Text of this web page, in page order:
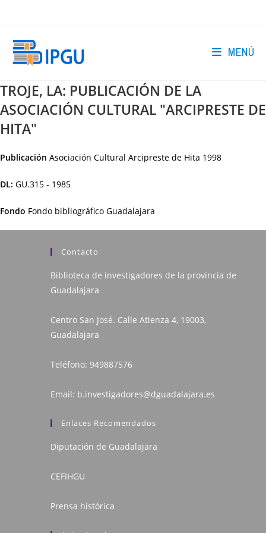
MENÚ
TROJE, LA: PUBLICACIÓN DE LA
ASOCIACIÓN CULTURAL "ARCIPRESTE DE
HITA"
Publicación Asociación Cultural Arcipreste de Hita 1998
DL: GU.315 - 1985
Fondo Fondo bibliográfico Guadalajara
Contacto
Biblioteca de investigadores de la provincia de
Guadalajara
Centro San José. Calle Atienza 4, 19003,
Guadalajara
Teléfono: 949887576
Email: b.investigadores@dguadalajara.es
Enlaces Recomendados
Diputación de Guadalajara
CEFIHGU
Prensa histórica